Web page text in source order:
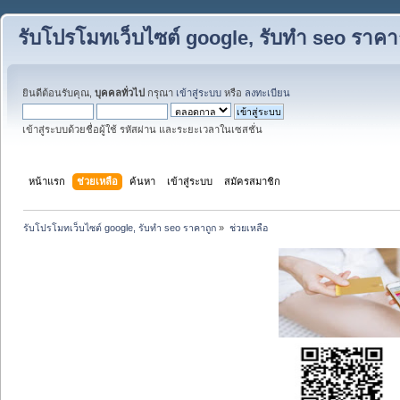
รับโปรโมทเว็บไซต์ google, รับทำ seo ราค
ยินดีต้อนรับคุณ, บุคคลทั่วไป กรุณา เข้าสู่ระบบ หรือ ลงทะเบียน
เข้าสู่ระบบด้วยชื่อผู้ใช้ รหัสผ่าน และระยะเวลาในเซสชั่น
หน้าแรก ช่วยเหลือ ค้นหา เข้าสู่ระบบ สมัครสมาชิก
รับโปรโมทเว็บไซต์ google, รับทำ seo ราคาถูก » ช่วยเหลือ